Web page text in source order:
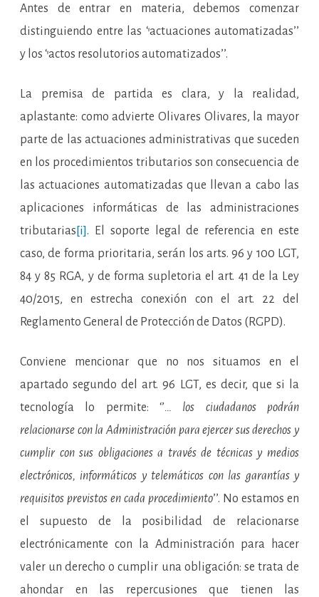
Antes de entrar en materia, debemos comenzar
distinguiendo entre las ‘’actuaciones automatizadas’’
y los ‘’actos resolutorios automatizados’’.
La premisa de partida es clara, y la realidad,
aplastante: como advierte Olivares Olivares, la mayor
parte de las actuaciones administrativas que suceden
en los procedimientos tributarios son consecuencia de
las actuaciones automatizadas que llevan a cabo las
aplicaciones informáticas de las administraciones
tributarias [i]. El soporte legal de referencia en este
caso, de forma prioritaria, serán los arts. 96 y 100 LGT,
84 y 85 RGA, y de forma supletoria el art. 41 de la Ley
40/2015, en estrecha conexión con el art. 22 del
Reglamento General de Protección de Datos (RGPD).
Conviene mencionar que no nos situamos en el
apartado segundo del art. 96 LGT, es decir, que si la
tecnología lo permite: ‘’… los ciudadanos podrán
relacionarse con la Administración para ejercer sus derechos y
cumplir con sus obligaciones a través de técnicas y medios
electrónicos, informáticos y telemáticos con las garantías y
requisitos previstos en cada procedimiento’’. No estamos en
el supuesto de la posibilidad de relacionarse
electrónicamente con la Administración para hacer
valer un derecho o cumplir una obligación: se trata de
ahondar en las repercusiones que tienen las